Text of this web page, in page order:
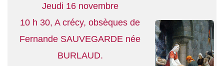
Jeudi 16 novembre
10 h 30, A crécy, obsèques de
Fernande SAUVEGARDE née
BURLAUD.